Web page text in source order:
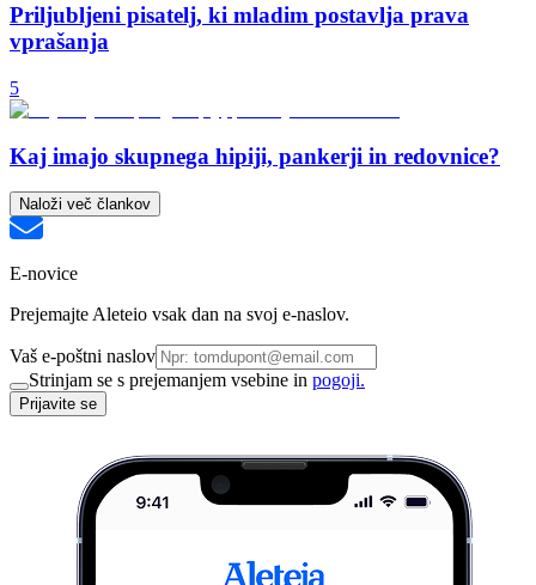
Priljubljeni pisatelj, ki mladim postavlja prava
vprašanja
5
Kaj imajo skupnega hipiji, pankerji in redovnice?
Naloži več člankov
E-novice
Prejemajte Aleteio vsak dan na svoj e-naslov.
Vaš e-poštni naslov
Strinjam se s prejemanjem vsebine in pogoji.
Prijavite se